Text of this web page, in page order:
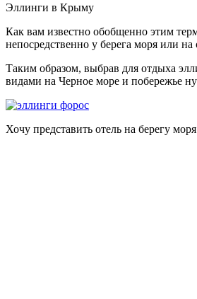
Эллинги в Крыму
Как вам известно обобщенно этим
непосредственно у берега моря или
Таким образом, выбрав для отдыха
видами на Черное море и побережье
Хочу представить отель на берегу